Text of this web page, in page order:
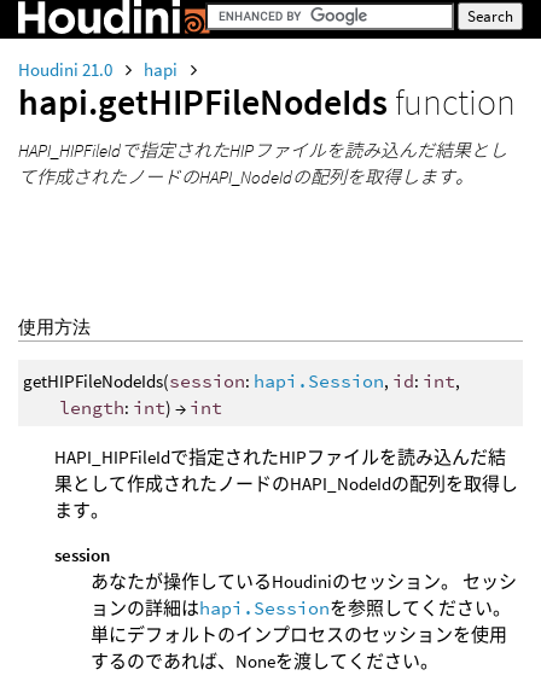
Houdini 21.0 hapi
hapi.getHIPFileNodeIds function
HAPI_HIPFileIdで指定されたHIPファイルを読み込んだ結果とし
て作成されたノードのHAPI_NodeIdの配列を取得します。
使用方法
getHIPFileNodeIds(session: hapi.Session, id: int,
length: int) → int
HAPI_HIPFileIdで指定されたHIPファイルを読み込んだ結
果として作成されたノードのHAPI_NodeIdの配列を取得し
ます。
session
あなたが操作しているHoudiniのセッション。 セッシ
ョンの詳細はhapi.Sessionを参照してください。
単にデフォルトのインプロセスのセッションを使用
するのであれば、Noneを渡してください。